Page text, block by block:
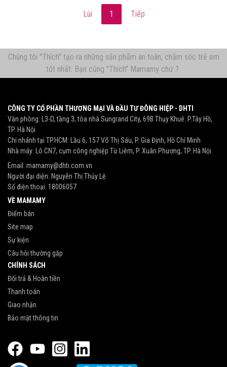
Lùi 1 Tiếp
Chúng tôi "Thích" tạo ra những sản phẩm an toàn, chăm sóc trẻ em
tốt nhất. Bạn cũng "Thích" Mamamy chứ ?
CÔNG TY CỔ PHẦN THƯƠNG MẠI VÀ ĐẦU TƯ ĐÔNG HIỆP - DHTI
Văn phòng: L3-D, tầng 3, tòa nhà Sungrand City, 69B Thụy Khuê. P.Tây Hồ,
TP. Hà Nội
Chi nhánh tại TP.HCM: Lầu 6, 157 Võ Thị Sáu, P. Gia Định, Hồ Chí Minh
Nhà máy: Lô CN7, cụm công nghiệp Từ Liêm, P. Xuân Phương, TP. Hà Nội
Email: mamamy@dhti.com.vn
Người đại diện: Nguyễn Thị Thủy Lệ
Số điện thoại: 18006057
VỀ MAMAMY
Điểm bán
Site map
Sự kiện
Câu hỏi thường gặp
CHÍNH SÁCH
Đổi trả & Hoàn tiền
Thanh toán
Giao nhận
Bảo mật thông tin